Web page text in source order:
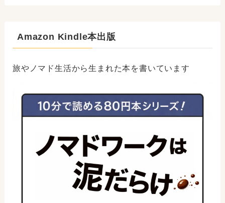
Amazon Kindle本出版
旅やノマド生活から生まれた本を書いています